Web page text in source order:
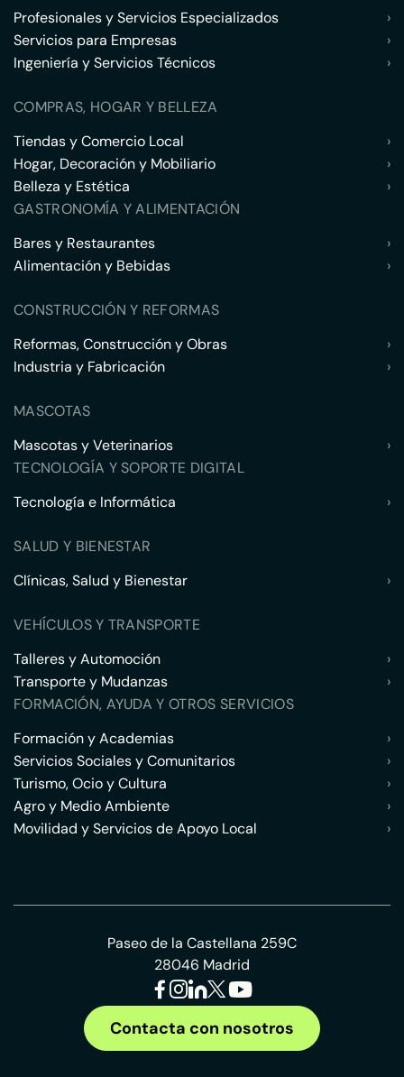
Profesionales y Servicios Especializados
›
Servicios para Empresas
›
Ingeniería y Servicios Técnicos
›
COMPRAS, HOGAR Y BELLEZA
Tiendas y Comercio Local
›
Hogar, Decoración y Mobiliario
›
Belleza y Estética
›
GASTRONOMÍA Y ALIMENTACIÓN
Bares y Restaurantes
›
Alimentación y Bebidas
›
CONSTRUCCIÓN Y REFORMAS
Reformas, Construcción y Obras
›
Industria y Fabricación
›
MASCOTAS
Mascotas y Veterinarios
›
TECNOLOGÍA Y SOPORTE DIGITAL
Tecnología e Informática
›
SALUD Y BIENESTAR
Clínicas, Salud y Bienestar
›
VEHÍCULOS Y TRANSPORTE
Talleres y Automoción
›
Transporte y Mudanzas
›
FORMACIÓN, AYUDA Y OTROS SERVICIOS
Formación y Academias
›
Servicios Sociales y Comunitarios
›
Turismo, Ocio y Cultura
›
Agro y Medio Ambiente
›
Movilidad y Servicios de Apoyo Local
›
Paseo de la Castellana 259C
28046 Madrid
Contacta con nosotros